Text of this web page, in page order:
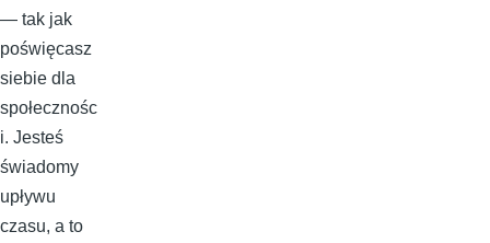
— tak jak
poświęcasz
siebie dla
społecznośc
i. Jesteś
świadomy
upływu
czasu, a to